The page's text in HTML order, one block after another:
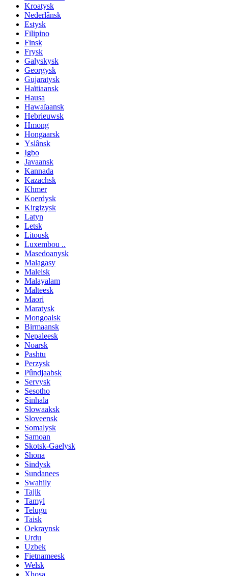
Kroatysk
Nederlânsk
Estysk
Filipino
Finsk
Frysk
Galyskysk
Georgysk
Gujaratysk
Haïtiaansk
Hausa
Hawaïaansk
Hebrieuwsk
Hmong
Hongaarsk
Yslânsk
Igbo
Javaansk
Kannada
Kazachsk
Khmer
Koerdysk
Kirgizysk
Latyn
Letsk
Litousk
Luxembou ..
Masedoanysk
Malagasy
Maleisk
Malayalam
Malteesk
Maori
Maratysk
Mongoalsk
Birmaansk
Nepaleesk
Noarsk
Pashtu
Perzysk
Pûndjaabsk
Servysk
Sesotho
Sinhala
Slowaaksk
Sloveensk
Somalysk
Samoan
Skotsk-Gaelysk
Shona
Sindysk
Sundanees
Swahily
Tajik
Tamyl
Telugu
Taisk
Oekraynsk
Urdu
Uzbek
Fietnameesk
Welsk
Xhosa